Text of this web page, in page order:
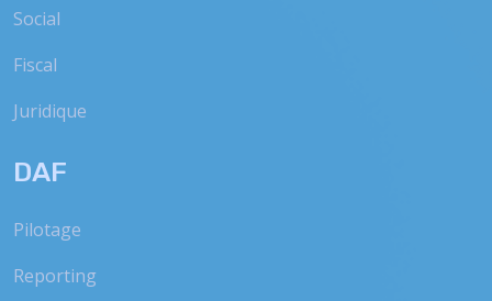
Social
Fiscal
Juridique
DAF
Pilotage
Reporting